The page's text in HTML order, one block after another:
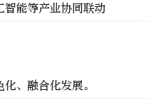
智能等产业协同联动
、融合化发展。